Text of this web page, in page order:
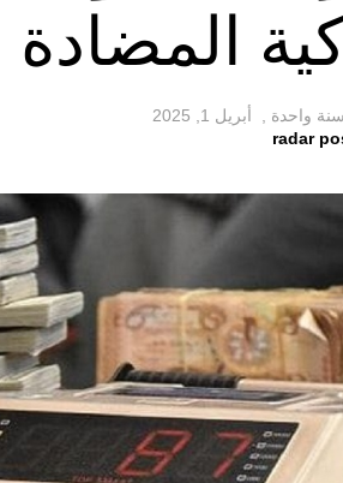
المضادة
سنة واحدة ,
أبريل 1, 2025
radar